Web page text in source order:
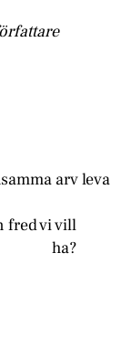
arv leva
fred vi vill
ha?